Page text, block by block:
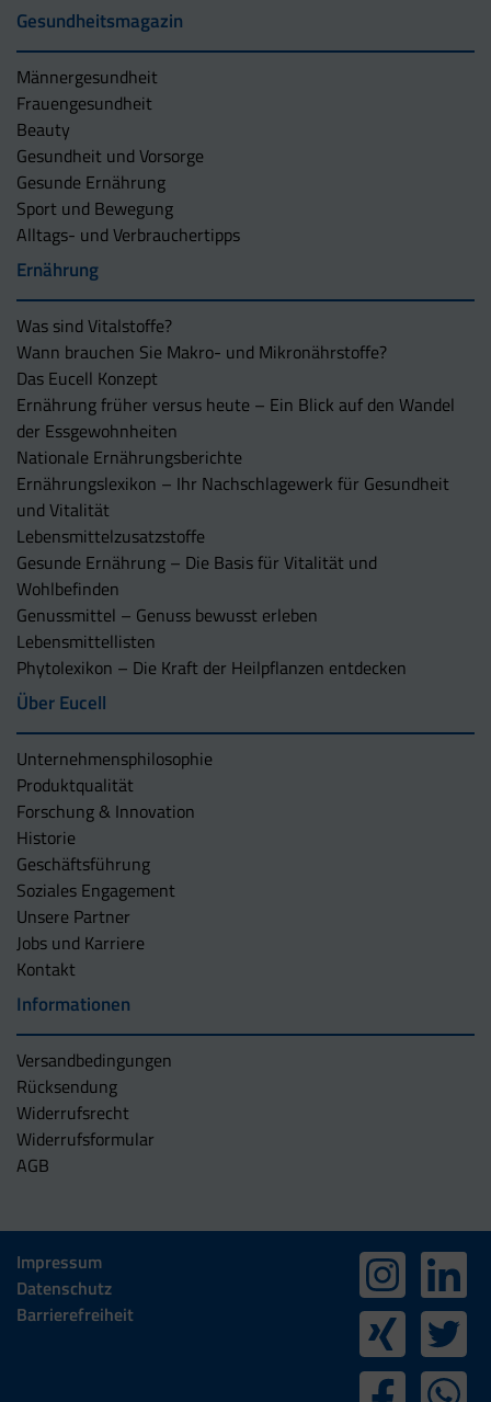
Gesundheitsmagazin
Männergesundheit
Frauengesundheit
Beauty
Gesundheit und Vorsorge
Gesunde Ernährung
Sport und Bewegung
Alltags- und Verbrauchertipps
Ernährung
Was sind Vitalstoffe?
Wann brauchen Sie Makro- und Mikronährstoffe?
Das Eucell Konzept
Ernährung früher versus heute – Ein Blick auf den Wandel
der Essgewohnheiten
Nationale Ernährungsberichte
Ernährungslexikon – Ihr Nachschlagewerk für Gesundheit
und Vitalität
Lebensmittelzusatzstoffe
Gesunde Ernährung – Die Basis für Vitalität und
Wohlbefinden
Genussmittel – Genuss bewusst erleben
Lebensmittellisten
Phytolexikon – Die Kraft der Heilpflanzen entdecken
Über Eucell
Unternehmens­philosophie
Produktqualität
Forschung & Innovation
Historie
Geschäftsführung
Soziales Engagement
Unsere Partner
Jobs und Karriere
Kontakt
Informationen
Versandbedingungen
Rücksendung
Widerrufsrecht
Widerrufsformular
AGB
Impressum
Datenschutz
Barrierefreiheit